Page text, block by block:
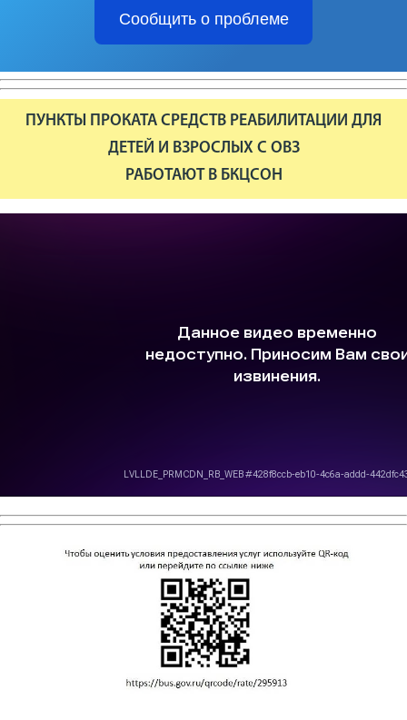
Сообщить о проблеме
ПУНКТЫ ПРОКАТА СРЕДСТВ РЕАБИЛИТАЦИИ ДЛЯ
ДЕТЕЙ И ВЗРОСЛЫХ С ОВЗ
РАБОТАЮТ В БКЦСОН